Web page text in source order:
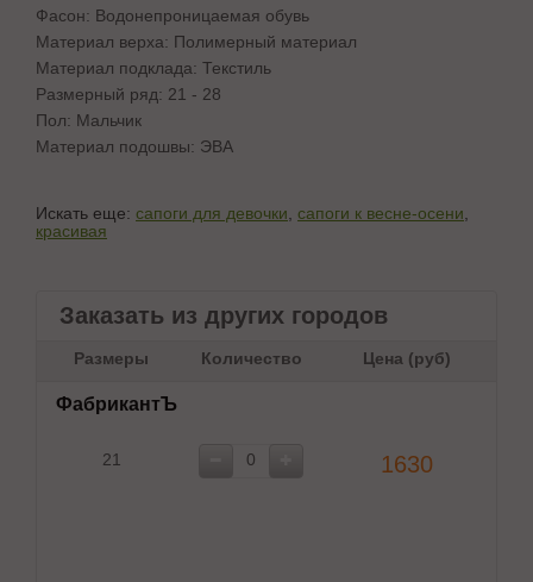
Фасон: Водонепроницаемая обувь
Материал верха: Полимерный материал
Материал подклада: Текстиль
Размерный ряд: 21 - 28
Пол: Мальчик
Материал подошвы: ЭВА
Искать еще: сапоги для девочки сапоги к весне-осени
красивая
Заказать из других городов
Размеры Количество Цена (руб)
ФабрикантЪ
21 1630